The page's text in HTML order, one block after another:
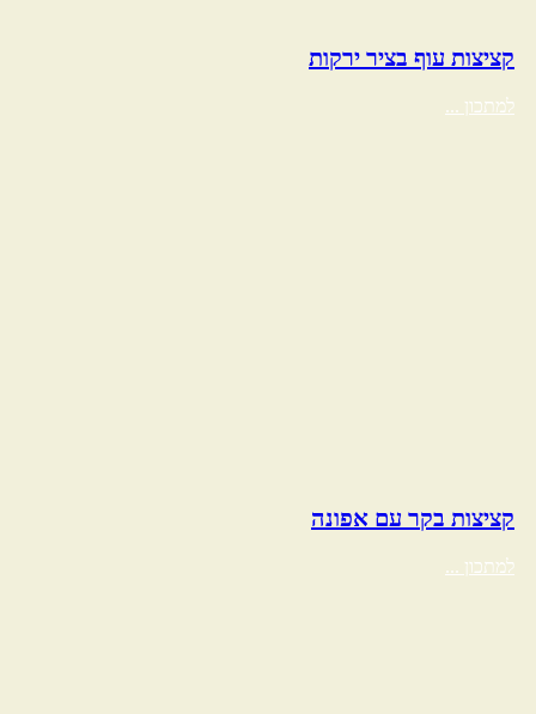
קציצות עוף בציר ירקות
למתכון ...
קציצות בקר עם אפונה
למתכון ...